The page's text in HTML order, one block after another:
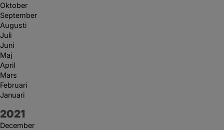
Oktober
September
Augusti
Juli
Juni
Maj
April
Mars
Februari
Januari
År:
2021
December